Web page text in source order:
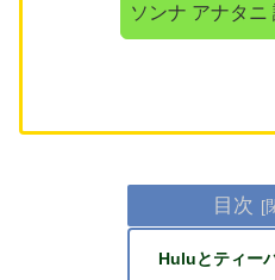
ソンナ アナタニ
目次
Huluとティー